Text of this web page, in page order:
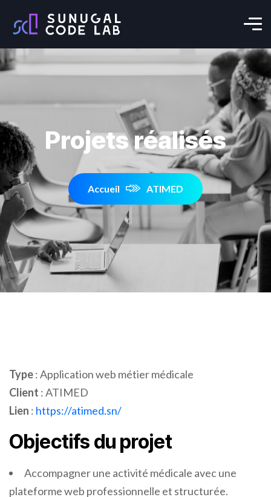
Projets réalisés
Accueil ATIMED
Type: Application web métier médicale
Client : ATIMED
Lien : https://atimed.sn/
Objectifs du projet
Accompagner une activité médicale avec une
plateforme web professionnelle et structurée.